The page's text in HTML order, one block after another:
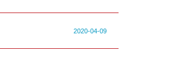
2020-04-09